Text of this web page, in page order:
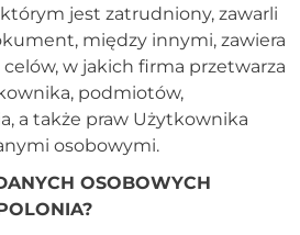
jest zatrudniony, zawarli
między innymi, zawiera
w jakich firma przetwarza
podmiotów,
a także praw Użytkownika
osobowymi.
OSOBOWYCH